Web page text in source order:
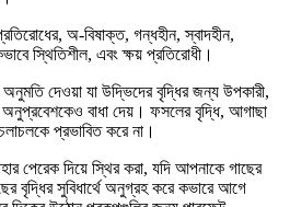
অ-বিষাক্ত, গন্ধহীন, স্বাদহীন,
স্থিতিশীল, এবং ক্ষয় প্রতিরোধী।
দেওয়া যা উদ্ভিদের বৃদ্ধির জন্য উপকারী,
বাধা দেয়। ফসলের বৃদ্ধি, আগাছা
প্রভাবিত করে না।
পেরেক দিয়ে স্থির করা, যদি আপনাকে গাছের
বৃদ্ধির সুবিধার্থে অনুগ্রহ করে কভারে আগে